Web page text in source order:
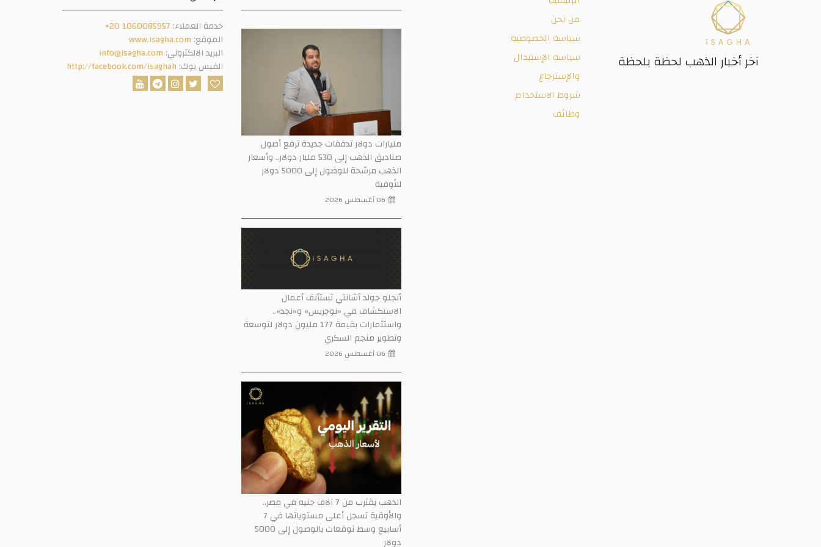
آخر أخبار الذهب لحظة بلحظة
من نحن
سياسة الخصوصية
سياسة الإستبدال
والإسترجاع
شروط الاستخدام
وظائف
مليارات دولار تدفقات جديدة ترفع أصول
صناديق الذهب إلى 530 مليار دولار.. وأسعار
الذهب مرشحة للوصول إلى 5000 دولار
للأوقية
06 أغسطس 2026
أنجلو جولد أشانتي تستأنف أعمال
الاستكشاف في «نوجريس» و«نجد»..
واستثمارات بقيمة 177 مليون دولار لتوسعة
وتطوير منجم السكري
06 أغسطس 2026
الذهب يقترب من 7 آلاف جنيه في مصر..
والأوقية تسجل أعلى مستوياتها في 7
أسابيع وسط توقعات بالوصول إلى 5000
دولار
خدمة العملاء: +20 1060085957
الموقع: www.isagha.com
البريد الالكتروني: info@isagha.com
الفيس بوك: http://facebook.com/isaghah